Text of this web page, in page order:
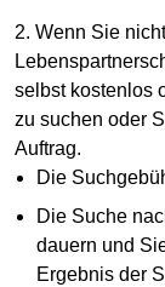
2. Wenn Sie
selbst kostenlos
zu suchen oder
Auftrag.
Die
Die Suche
dauern und
Ergebnis der